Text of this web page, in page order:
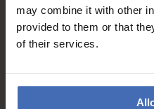
may combine it with other
provided to them or that
of their services.
Fattura &
fino